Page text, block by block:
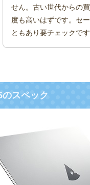
せん。古い世代からの
度も高いはずです。セ
ともあり要チェックです
スペック